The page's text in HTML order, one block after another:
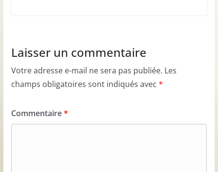
Laisser un commentaire
Votre adresse e-mail ne sera pas publiée. Les
champs obligatoires sont indiqués avec *
Commentaire*